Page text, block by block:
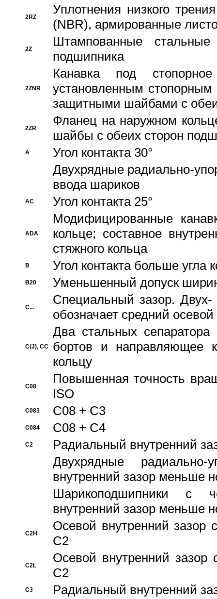
2RZ
Уплотнения низкого
(NBR), армированные
2Z
Штампованные
подшипника
2ZNR
Канавка под
установленным
защитными шайбами с
2ZR
Фланец на наружном
шайбы с обеих сторон
A
Угол контакта 30°
Двухрядные радиально-
ввода шариков
AC Угол контакта 25°
ADA
Модифицированные
кольце; составное
стяжного кольца
B Угол контакта больше угла
B20 Уменьшенный допуск
C...
Специальный зазор.
обозначает средний
C(J), CC
Два стальных сепаратора
бортов и направляющее
кольцу
C08
Повышенная точность
ISO
C083 C08 + C3
C084 C08 + C4
C2
Pадиальный внутренний
Двухрядные радиально-
внутренний зазор меньше
Шарикоподшипники с
внутренний зазор меньше
C2H
Осевой внутренний зазор
C2
C2L
Осевой внутренний зазор
C2
C3 Pадиальный внутренний